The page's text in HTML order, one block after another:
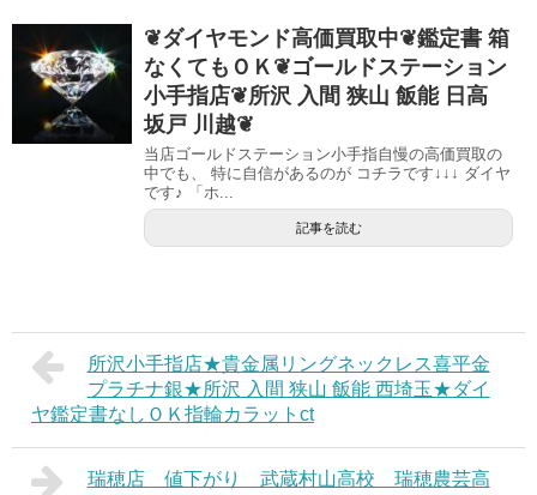
❦ダイヤモンド高価買取中❦鑑定書 箱
なくてもＯＫ❦ゴールドステーション
小手指店❦所沢 入間 狭山 飯能 日高
坂戸 川越❦
当店ゴールドステーション小手指自慢の高価買取の
中でも、 特に自信があるのが コチラです↓↓↓ ダイヤ
です♪ 「ホ...
記事を読む
所沢小手指店★貴金属リングネックレス喜平金
プラチナ銀★所沢 入間 狭山 飯能 西埼玉★ダイ
ヤ鑑定書なしＯＫ指輪カラットct
瑞穂店 値下がり 武蔵村山高校 瑞穂農芸高